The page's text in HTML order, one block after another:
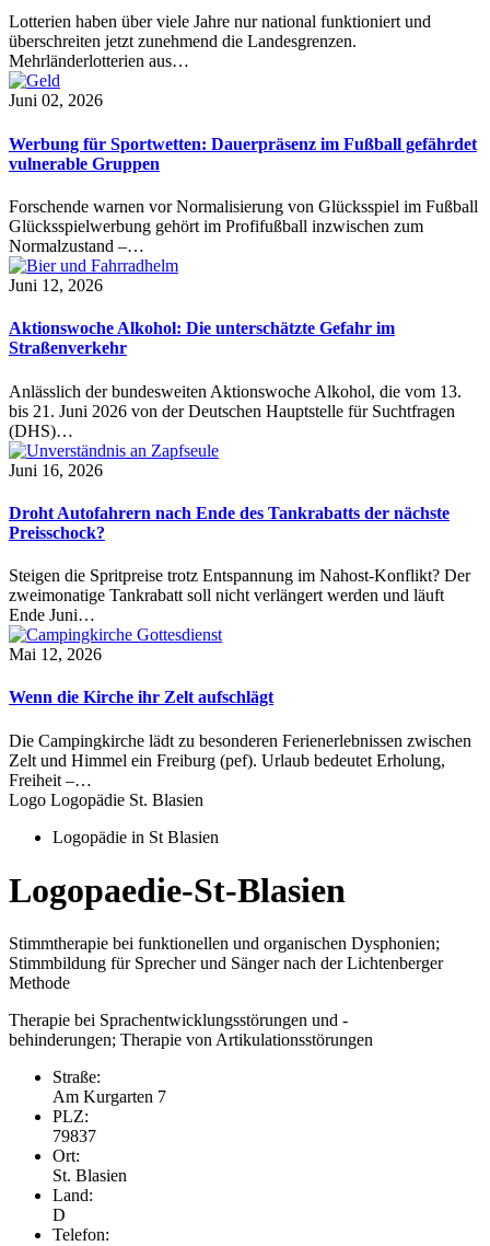
Lotterien haben über viele Jahre nur national funktioniert und
überschreiten jetzt zunehmend die Landesgrenzen.
Mehrländerlotterien aus…
Juni 02, 2026
Werbung für Sportwetten: Dauerpräsenz im Fußball gefährdet
vulnerable Gruppen
Forschende warnen vor Normalisierung von Glücksspiel im Fußball
Glücksspielwerbung gehört im Profifußball inzwischen zum
Normalzustand –…
Juni 12, 2026
Aktionswoche Alkohol: Die unterschätzte Gefahr im
Straßenverkehr
Anlässlich der bundesweiten Aktionswoche Alkohol, die vom 13.
bis 21. Juni 2026 von der Deutschen Hauptstelle für Suchtfragen
(DHS)…
Juni 16, 2026
Droht Autofahrern nach Ende des Tankrabatts der nächste
Preisschock?
Steigen die Spritpreise trotz Entspannung im Nahost-Konflikt? Der
zweimonatige Tankrabatt soll nicht verlängert werden und läuft
Ende Juni…
Mai 12, 2026
Wenn die Kirche ihr Zelt aufschlägt
Die Campingkirche lädt zu besonderen Ferienerlebnissen zwischen
Zelt und Himmel ein Freiburg (pef). Urlaub bedeutet Erholung,
Freiheit –…
Logo Logopädie St. Blasien
Logopädie in St Blasien
Logopaedie-St-Blasien
Stimmtherapie bei funktionellen und organischen Dysphonien;
Stimmbildung für Sprecher und Sänger nach der Lichtenberger
Methode
Therapie bei Sprachentwicklungsstörungen und -
behinderungen; Therapie von Artikulationsstörungen
Straße:
Am Kurgarten 7
PLZ:
79837
Ort:
St. Blasien
Land:
D
Telefon: